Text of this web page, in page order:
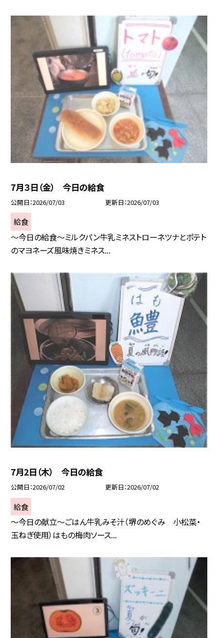
7月３日（金） 今日の給食
公開日 2026/07/03 更新日 2026/07/03
給食
～今日の給食～ミルクパン牛乳ミネストローネツナとポテト
のマヨネーズ風味焼きミネス...
7月2日（木） 今日の給食
公開日 2026/07/02 更新日 2026/07/02
給食
～今日の献立～ごはん牛乳みそ汁（堺のめぐみ 小松菜・
玉ねぎ使用）はもの梅肉ソース...